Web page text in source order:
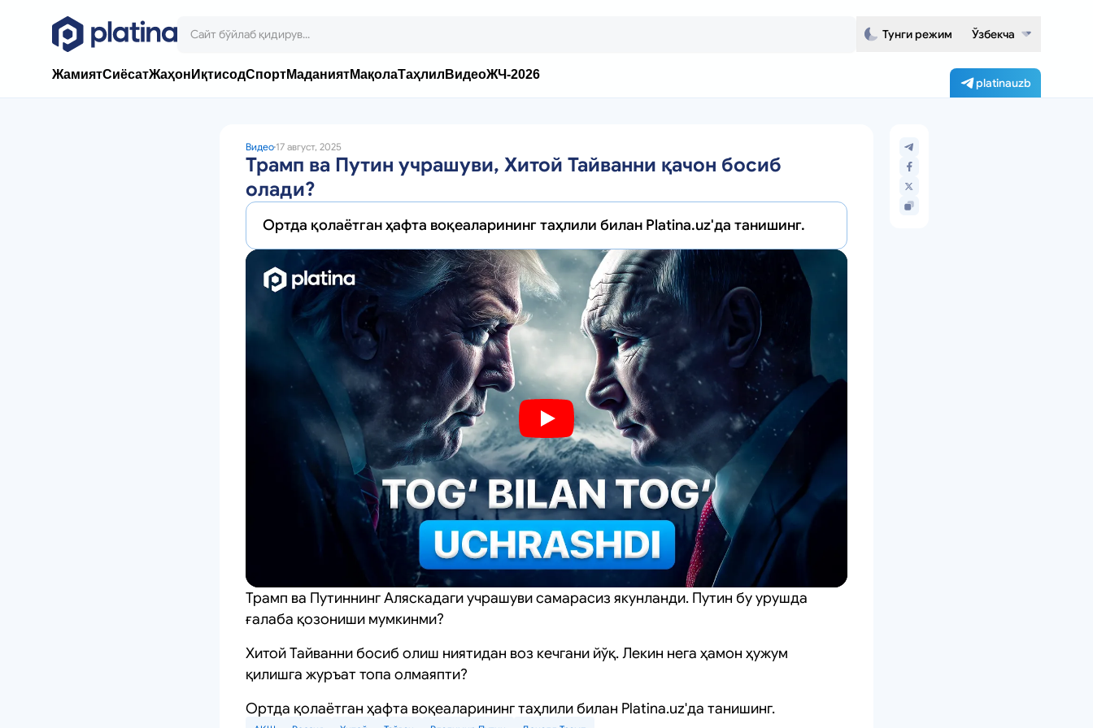
Тунги режим Ўзбекча
ЖамиятСиёсатЖаҳон ИқтисодСпортМаданиятМақолаТаҳлил ВидеоЖЧ-2026
platinauzb
Видео 17 август, 2025
Трамп ва Путин учрашуви, Хитой Тайванни қачон босиб
олади?
Ортда қолаётган ҳафта воқеаларининг таҳлили билан Platina.uz'да танишинг.
Трамп ва Путиннинг Аляскадаги учрашуви самарасиз якунланди. Путин бу урушда
ғалаба қозониши мумкинми?
Хитой Тайванни босиб олиш ниятидан воз кечгани йўқ. Лекин нега ҳамон ҳужум
қилишга журъат топа олмаяпти?
Ортда қолаётган ҳафта воқеаларининг таҳлили билан Platina.uz'да танишинг.